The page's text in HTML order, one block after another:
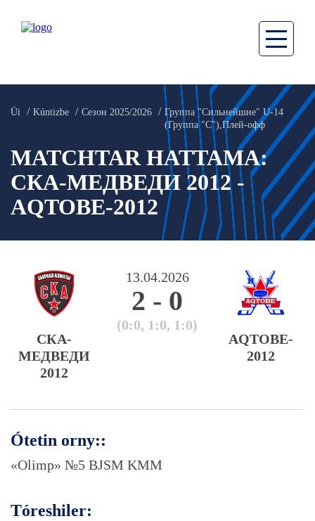
Üi Kúntizbe Сезон 2025/2026
Группа "Сильнейшие" U-14
(Группа "С"),Плей-oфф
MATCHTAR HATTAMA:
СКА-МЕДВЕДИ 2012 -
AQTOBE-2012
СКА-
МЕДВЕДИ
2012
13.04.2026
2 - 0
(0:0, 1:0, 1:0)
AQTOBE-
2012
Ótetin orny::
«Olimp» №5 BJSM KMM
Tóreshiler: